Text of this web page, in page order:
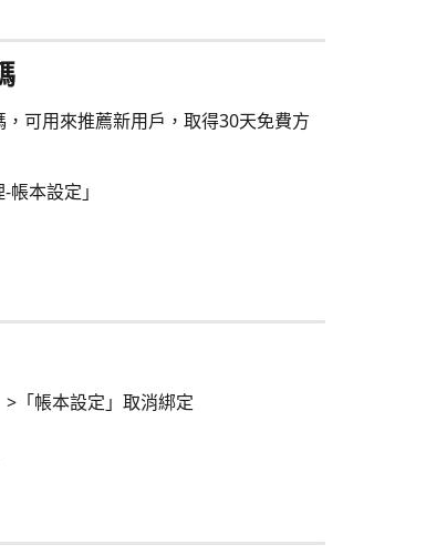
可用來推薦新用戶，取得30天免費方
本設定」
「帳本設定」取消綁定